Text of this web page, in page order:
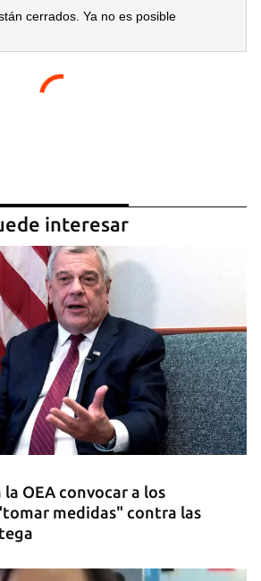
cerrados. Ya no es posible
interesar
la OEA convocar a los
medidas" contra las